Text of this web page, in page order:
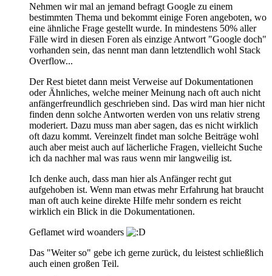
Nehmen wir mal an jemand befragt Google zu einem
bestimmten Thema und bekommt einige Foren angeboten, wo
eine ähnliche Frage gestellt wurde. In mindestens 50% aller
Fälle wird in diesen Foren als einzige Antwort "Google doch"
vorhanden sein, das nennt man dann letztendlich wohl Stack
Overflow...
Der Rest bietet dann meist Verweise auf Dokumentationen
oder Ähnliches, welche meiner Meinung nach oft auch nicht
anfängerfreundlich geschrieben sind. Das wird man hier nicht
finden denn solche Antworten werden von uns relativ streng
moderiert. Dazu muss man aber sagen, das es nicht wirklich
oft dazu kommt. Vereinzelt findet man solche Beiträge wohl
auch aber meist auch auf lächerliche Fragen, vielleicht Suche
ich da nachher mal was raus wenn mir langweilig ist.
Ich denke auch, dass man hier als Anfänger recht gut
aufgehoben ist. Wenn man etwas mehr Erfahrung hat braucht
man oft auch keine direkte Hilfe mehr sondern es reicht
wirklich ein Blick in die Dokumentationen.
Geflamet wird woanders
Das "Weiter so" gebe ich gerne zurück, du leistest schließlich
auch einen großen Teil.